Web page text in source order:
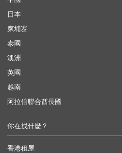
日本
柬埔寨
泰國
澳洲
英國
越南
阿拉伯聯合酋長國
你在找什麼？
香港租屋